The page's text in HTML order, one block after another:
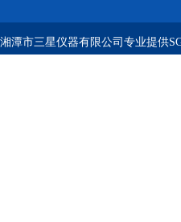
湘潭市三星仪器有限公司专业提供